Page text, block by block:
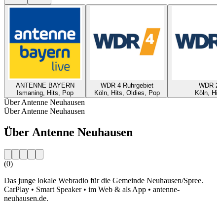
ANTENNE BAYERN
Ismaning, Hits, Pop
WDR 4 Ruhrgebiet
Köln, Hits, Oldies, Pop
WDR 2
Köln,
Über Antenne Neuhausen
Über Antenne Neuhausen
Über Antenne Neuhausen
(0)
Das junge lokale Webradio für die Gemeinde Neuhausen/Spree.
CarPlay • Smart Speaker • im Web & als App • antenne-
neuhausen.de.